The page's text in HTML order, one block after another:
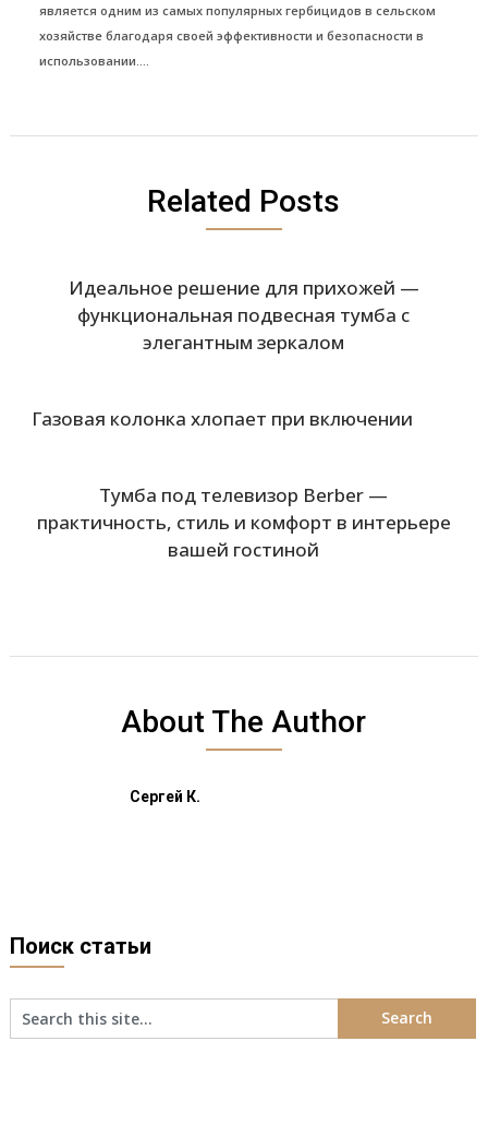
является одним из самых популярных гербицидов в сельском
хозяйстве благодаря своей эффективности и безопасности в
использовании....
Related Posts
Идеальное решение для прихожей —
функциональная подвесная тумба с
элегантным зеркалом
Газовая колонка хлопает при включении
Тумба под телевизор Berber —
практичность, стиль и комфорт в интерьере
вашей гостиной
About The Author
Сергей К.
Поиск статьи